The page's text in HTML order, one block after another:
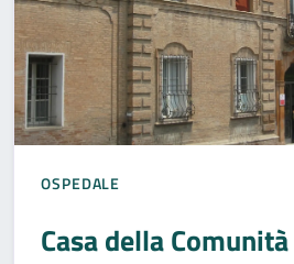
OSPEDALE
Casa della